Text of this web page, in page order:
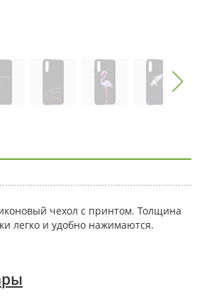
чехол с принтом. Толщина
легко и удобно нажимаются.